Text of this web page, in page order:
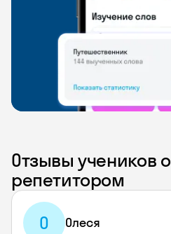
Отзывы учеников
репетитором
О Олеся